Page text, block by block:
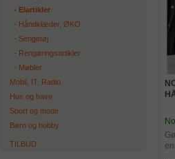
‐ Elartikler
‐ Håndklæder, ØKO
‐ Sengetøj
‐ Rengøringsartikler
‐ Møbler
Mobil, IT, Radio
Hus og have
Sport og mode
Børn og hobby
TILBUD